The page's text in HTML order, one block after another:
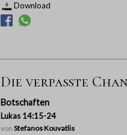
Download
Die verpasste
Botschaften
Lukas 14:15-24
von Stefanos Kouvatlis